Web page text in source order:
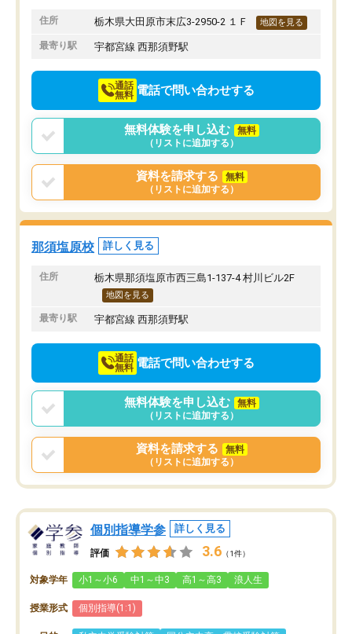
りたいと思える塾です。
住所 栃木県大田原市末広3-2950-2 １Ｆ 地図を見る
最寄り駅 宇都宮線 西那須野駅
通話
無料 電話で問い合わせする
無料体験を申し込む
無料
（リストに追加する）
資料を請求する
無料
（リストに追加する）
那須塩原校 詳しく見る
住所 栃木県那須塩原市西三島1-137-4 村川ビル2F
地図を見る
最寄り駅 宇都宮線 西那須野駅
通話
無料 電話で問い合わせする
無料体験を申し込む
無料
（リストに追加する）
資料を請求する
無料
（リストに追加する）
個別指導学参 詳しく見る
評価 3.6 （1件）
対象学年 小1～小6 中1～中3 高1～高3 浪人生
授業形式 個別指導(1:1)